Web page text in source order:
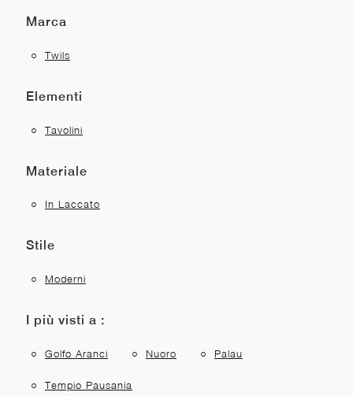
Marca
Twils
Elementi
Tavolini
Materiale
In Laccato
Stile
Moderni
I più visti a :
Golfo Aranci Nuoro Palau
Tempio Pausania